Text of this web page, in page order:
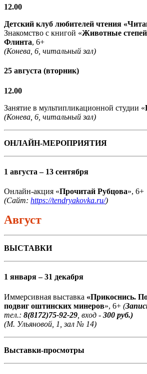
12.00
Детский клуб любителей чтения
Знакомство с книгой «Животные
Флинта, 6+
(Конева, 6, читальный зал)
25 августа (вторник)
12.00
Занятие в мультипликационной студии «
(Конева, 6, читальный зал)
ОНЛАЙН-МЕРОПРИЯТИЯ
1 августа – 13 сентября
Онлайн-акция «Прочитай Рубцова», 6+
(Сайт: https://tendryakovka.ru/)
Август
ВЫСТАВКИ
1 января – 31 декабря
Иммерсивная выставка «Прикоснись.
подвиг оштинских минеров», 6+ (
тел.: 8(8172)75-92-29 , вход - 300 руб.)
(М. Ульяновой, 1, зал № 14)
Выставки-просмотры